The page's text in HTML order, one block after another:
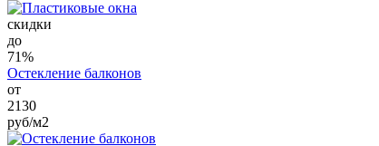
cкидки
до
71%
Остекление балконов
от
2130
руб/м2